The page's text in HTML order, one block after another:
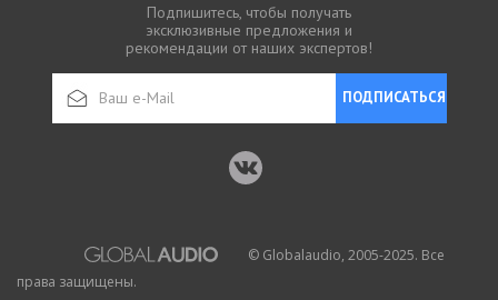
Подпишитесь, чтобы получать
эксклюзивные предложения и
рекомендации от наших экспертов!
ПОДПИСАТЬСЯ
© Globalaudio, 2005-2025. Все
права защищены.